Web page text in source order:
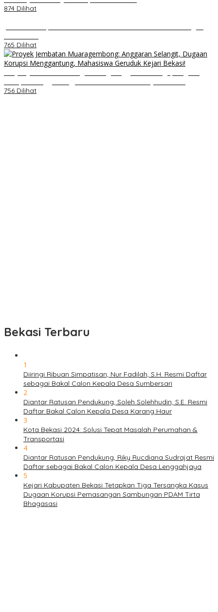
874 Dilihat
765 Dilihat
756 Dilihat
Bekasi Terbaru
1
Diiringi Ribuan Simpatisan, Nur Fadilah, S.H. Resmi Daftar
sebagai Bakal Calon Kepala Desa Sumbersari
2
Diantar Ratusan Pendukung, Soleh Solehhudin, S.E. Resmi
Daftar Bakal Calon Kepala Desa Karang Haur
3
Kota Bekasi 2024: Solusi Tepat Masalah Perumahan &
Transportasi
4
Diantar Ratusan Pendukung, Riky Rucdiana Sudrajat Resmi
Daftar sebagai Bakal Calon Kepala Desa Lenggahjaya
5
Kejari Kabupaten Bekasi Tetapkan Tiga Tersangka Kasus
Dugaan Korupsi Pemasangan Sambungan PDAM Tirta
Bhagasasi